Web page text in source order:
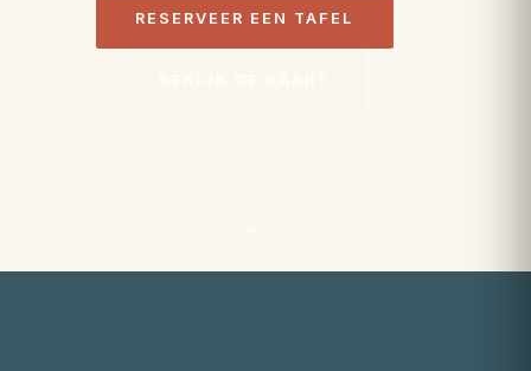
RESERVEER EEN TAFEL